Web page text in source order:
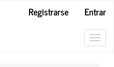
Registrarse
Entrar